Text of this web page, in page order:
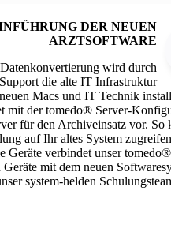
DER NEUEN
ARZTSOFTWARE
wird durch
die alte IT Infrastruktur
Macs und IT Technik
mit der tomedo® Server-
für den Archiveinsatz vor. So
auf Ihr altes System
Geräte verbindet unser
mit dem neuen
system-helden